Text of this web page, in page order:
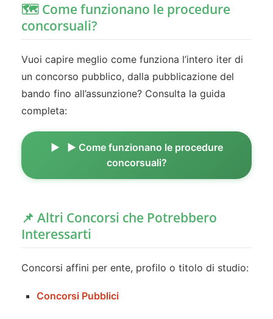
🗺️ Come funzionano le procedure
concorsuali?
Vuoi capire meglio come funziona l’intero iter di
un concorso pubblico, dalla pubblicazione del
bando fino all’assunzione? Consulta la guida
completa:
▶️ Come funzionano le procedure
concorsuali?
📌 Altri Concorsi che Potrebbero
Interessarti
Concorsi affini per ente, profilo o titolo di studio:
Concorsi Pubblici